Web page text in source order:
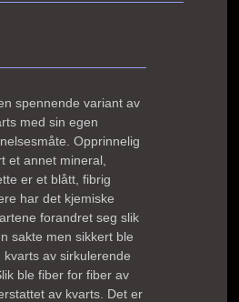
spennende variant av
med sin egen
Opprinnelig
et annet mineral,
er et blått, fibrig
har det kjemiske
forandret seg slik
sakte men sikkert ble
av sirkulerende
ble fiber for fiber av
av kvarts. Det er